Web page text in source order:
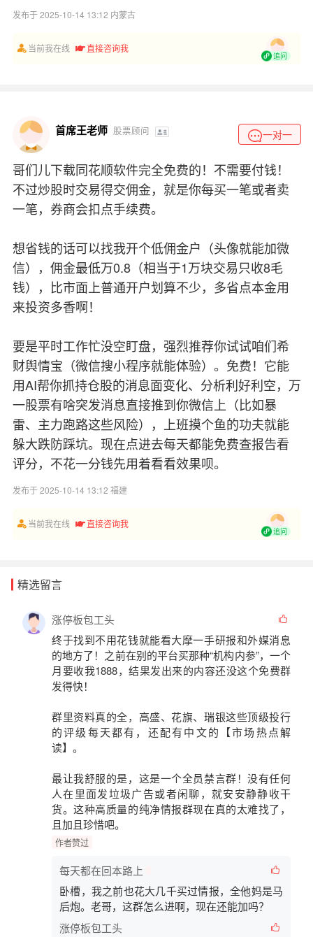
发布于 2025-10-14 13:12 内蒙古
当前我在线 直接咨询我
追问
首席王老师 股票顾问 一对一
哥们儿下载同花顺软件完全免费的！不需要付钱！
不过炒股时交易得交佣金，就是你每买一笔或者卖
一笔，券商会扣点手续费。
想省钱的话可以找我开个低佣金户（头像就能加微
信），佣金最低万0.8（相当于1万块交易只收8毛
钱），比市面上普通开户划算不少，多省点本金用
来投资多香啊！
要是平时工作忙没空盯盘，强烈推荐你试试咱们希
财舆情宝（微信搜小程序就能体验）。免费！它能
用AI帮你抓持仓股的消息面变化、分析利好利空，万
一股票有啥突发消息直接推到你微信上（比如暴
雷、主力跑路这些风险），上班摸个鱼的功夫就能
躲大跌防踩坑。现在点进去每天都能免费查报告看
评分，不花一分钱先用着看看效果呗。
发布于 2025-10-14 13:12 福建
当前我在线 直接咨询我
追问
精选留言
涨停板包工头
终于找到不用花钱就能看大摩一手研报和外媒消息
的地方了！之前在别的平台买那种“机构内参”，一个
月要收我1888，结果发出来的内容还没这个免费群
发得快！
群里资料真的全，高盛、花旗、瑞银这些顶级投行
的评级每天都有，还配有中文的
【市场热点解
读】 。
最让我舒服的是，这是一个全员禁言群！没有任何
人在里面发垃圾广告或者闲聊，就安安静静收干
货。这种高质量的纯净情报群现在真的太难找了，
且加且珍惜吧。
作者赞过
每天都在回本路上
卧槽，我之前也花大几千买过情报，全他妈是马
后炮。老哥，这群怎么进啊，现在还能加吗？
涨停板包工头